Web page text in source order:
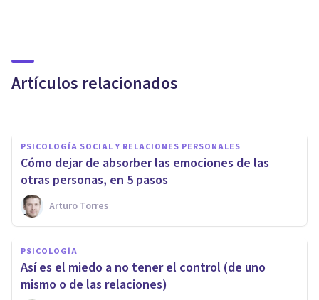
Artículos relacionados
del homo sentimentalis)
PSICOLOGÍA SOCIAL Y RELACIONES PERSONALES
Cómo dejar de absorber las emociones de las
otras personas, en 5 pasos
Arturo Torres
PSICOLOGÍA
Así es el miedo a no tener el control (de uno
mismo o de las relaciones)
8 cosas que debes saber si tu
pareja es introvertida